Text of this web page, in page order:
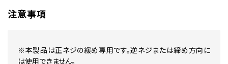
注意事項
※本製品は正ネジの緩め専用です。逆ネジまたは締め方向に
は使用できません。